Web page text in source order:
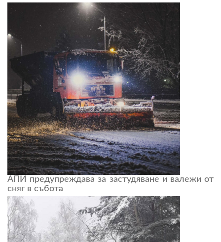
АПИ предупреждава за застудяване и валежи от
сняг в събота